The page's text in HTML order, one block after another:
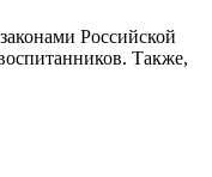
Российской
Также,